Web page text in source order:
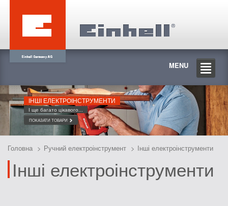
MENU
ІНШІ ЕЛЕКТРОІНСТРУМЕНТИ
І ще багато цікавого...
ПОКАЗАТИ ТОВАРИ
Головна Ручний електроінструмент Інші електроінструменти
Інші електроінструменти